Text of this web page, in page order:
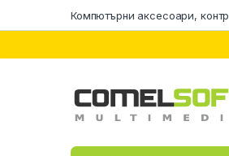
Компютърни аксесоари,